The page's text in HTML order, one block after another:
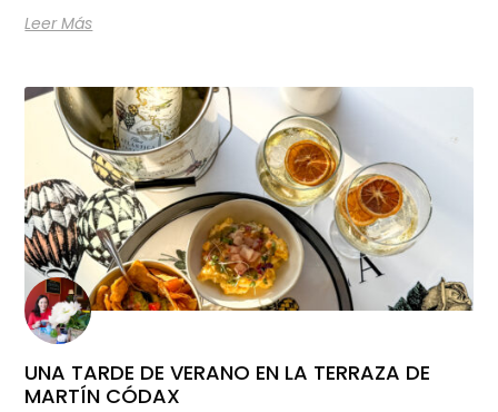
Leer Más
UNA TARDE DE VERANO EN LA TERRAZA DE
MARTÍN CÓDAX